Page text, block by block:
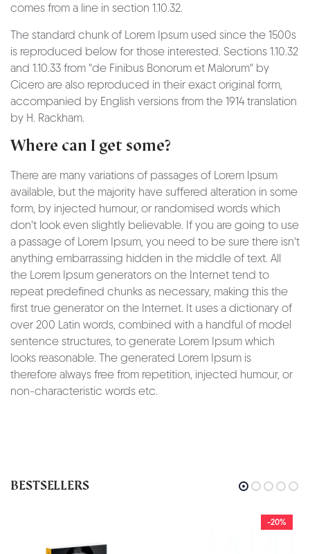
comes from a line in section 1.10.32.
The standard chunk of Lorem Ipsum used since the 1500s
is reproduced below for those interested. Sections 1.10.32
and 1.10.33 from "de Finibus Bonorum et Malorum" by
Cicero are also reproduced in their exact original form,
accompanied by English versions from the 1914 translation
by H. Rackham.
Where can I get some?
There are many variations of passages of Lorem Ipsum
available, but the majority have suffered alteration in some
form, by injected humour, or randomised words which
don't look even slightly believable. If you are going to use
a passage of Lorem Ipsum, you need to be sure there isn't
anything embarrassing hidden in the middle of text. All
the Lorem Ipsum generators on the Internet tend to
repeat predefined chunks as necessary, making this the
first true generator on the Internet. It uses a dictionary of
over 200 Latin words, combined with a handful of model
sentence structures, to generate Lorem Ipsum which
looks reasonable. The generated Lorem Ipsum is
therefore always free from repetition, injected humour, or
non-characteristic words etc.
BESTSELLERS
-20%